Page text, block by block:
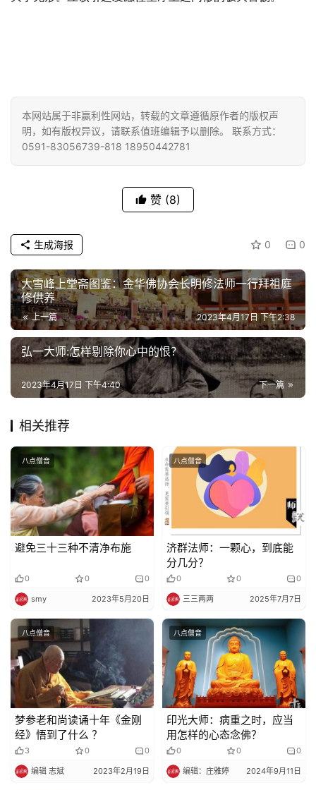
物
视
频
纪
录
佛
艺
政
策
法
规
免
责
声
明
登录 注册
本网站属于非赢利性网站，转载的文章遵循原作者的版权声
明，如有版权异议，请联系值班编辑予以删除。 联系方式：
0591-83056739-818 18950442781
赞 (8)
0 0
生成海报
大雪峰上堂斋图鉴：金华佛协会长明修法师一行拜祖庭
修供养
上一篇 2023年4月17日 下午2:38
弘一大师:怎样剔除你心中的恨？
下一篇
2023年4月17日 下午4:40
相关推荐
八点僧音
避免三十三种不清净布施
0 0 0
smy 2023年5月20日
八点僧音
济群法师：一颗心，到底能
分几分？
0 0 0
三三两两 2025年7月7日
八点僧音
梦参老和尚读诵十年《金刚
经》悟到了什么 ？
3 0 0
编辑 志斌 2023年2月19日
八点僧音
印光大师：病重之时，应当
用怎样的心态念佛？
0 0 0
编辑：庄雅婷 2024年9月11日